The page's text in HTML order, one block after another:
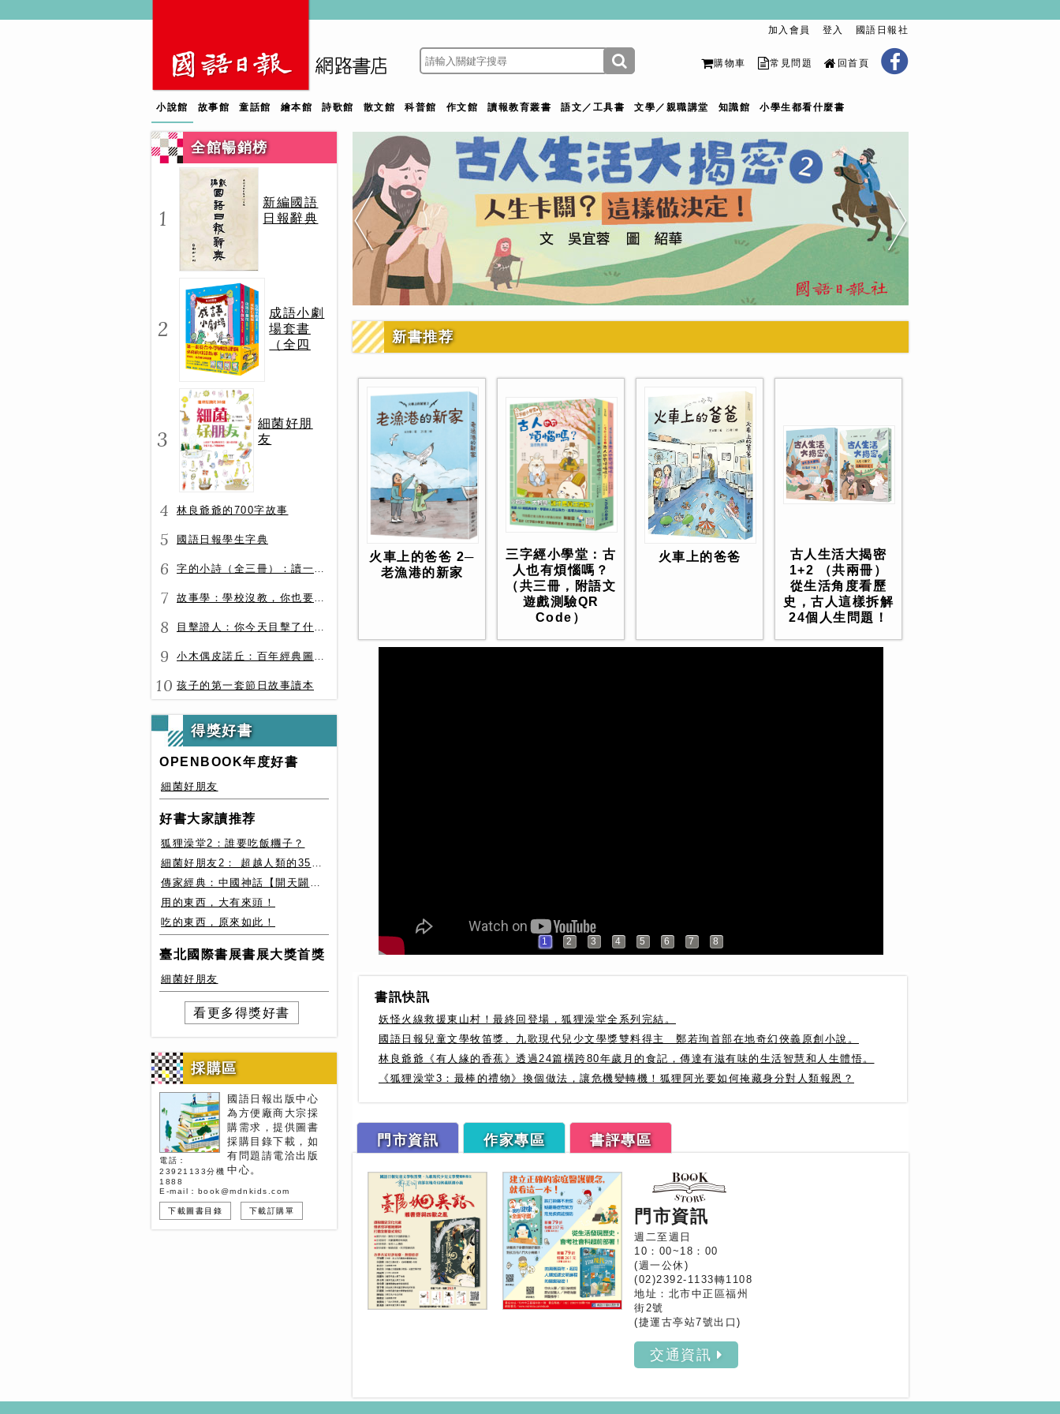
加入會員 登入 國語日報社
購物車 常見問題 回首頁
小說館 故事館 童話館 繪本館 詩歌館 散文館 科普館 作文館 讀報教育叢書 語文／工具書 文學／親職講堂 知識館 小學生都看什麼書
全館暢銷榜
1
新編國語
日報辭典
2
成語小劇
場套書
（全四
3
細菌好朋
友
4 林良爺爺的700字故事
5 國語日報學生字典
6 字的小詩（全三冊）：讀一首詩，交一個字朋友（字字小宇宙+字字看心情+字字有意思）
7 故事學：學校沒教，你也要會的表達力
8 目擊證人：你今天目擊了什麼？
9 小木偶皮諾丘：百年經典圖文全譯版
10 孩子的第一套節日故事讀本
得獎好書
OPENBOOK年度好書
細菌好朋友
好書大家讀推荐
狐狸澡堂2：誰要吃飯糰子？
細菌好朋友2： 超越人類的35種細菌生存絕技
傳家經典：中國神話【開天闢地篇】盤古、女媧還有奇珍異獸
用的東西，大有來頭！
吃的東西，原來如此！
臺北國際書展書展大獎首獎
細菌好朋友
看更多得獎好書
採購區
國語日報出版中心
為方便廠商大宗採
購需求，提供圖書
採購目錄下載，如
有問題請電洽出版
中心。
電話：
23921133分機
1888
E-mail：book@mdnkids.com
下載圖書目錄 下載訂購單
新書推荐
火車上的爸爸 2─
老漁港的新家
三字經小學堂：古
人也有煩惱嗎？
（共三冊，附語文
遊戲測驗QR
Code）
火車上的爸爸
古人生活大揭密
1+2 （共兩冊）
從生活角度看歷
史，古人這樣拆解
24個人生問題！
1 2 3 4 5 6 7 8
書訊快訊
妖怪火線救援東山村！最終回登場，狐狸澡堂全系列完結。
國語日報兒童文學牧笛獎、九歌現代兒少文學獎雙料得主 鄭若珣首部在地奇幻俠義原創小說。
林良爺爺《有人緣的香蕉》透過24篇橫跨80年歲月的食記，傳達有滋有味的生活智慧和人生體悟。
《狐狸澡堂3：最棒的禮物》換個做法，讓危機變轉機！狐狸阿光要如何掩藏身分對人類報恩？
門市資訊 作家專區 書評專區
門市資訊
週二至週日
10：00~18：00
(週一公休)
(02)2392-1133轉1108
地址：北市中正區福州
街2號
(捷運古亭站7號出口)
交通資訊